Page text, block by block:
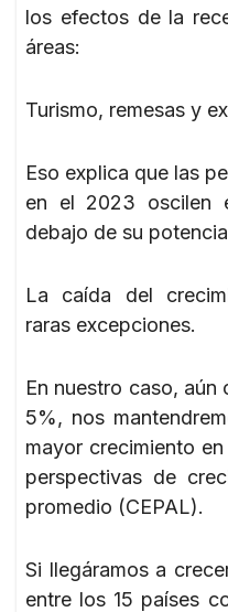
los efectos de la
áreas:
Turismo, remesas y
Eso explica que las
en el 2023 oscilen
debajo de su
La caída del
raras excepciones.
En nuestro caso,
5%, nos
mayor crecimiento
perspectivas de
promedio (CEPAL).
Si llegáramos a
entre los 15 países